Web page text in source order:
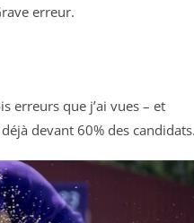
erreur.
erreurs que j’ai vues – et
devant 60% des candidats.